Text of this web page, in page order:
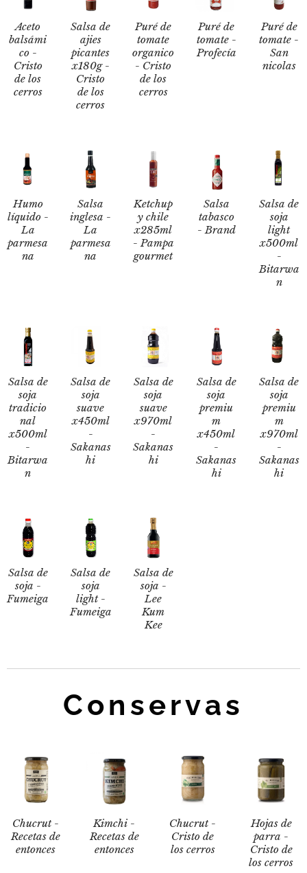
Aceto
balsámi
co -
Cristo
de los
cerros
Salsa de
ajies
picantes
x180g -
Cristo
de los
cerros
Puré de
tomate
organico
- Cristo
de los
cerros
Puré de
tomate -
Profecía
Puré de
tomate -
San
nicolas
Humo
líquido -
La
parmesa
na
Salsa
inglesa -
La
parmesa
na
Ketchup
y chile
x285ml
- Pampa
gourmet
Salsa
tabasco
- Brand
Salsa de
soja
light
x500ml
-
Bitarwa
n
Salsa de
soja
tradicio
nal
x500ml
-
Bitarwa
n
Salsa de
soja
suave
x450ml
-
Sakanas
hi
Salsa de
soja
suave
x970ml
-
Sakanas
hi
Salsa de
soja
premiu
m
x450ml
-
Sakanas
hi
Salsa de
soja
premiu
m
x970ml
-
Sakanas
hi
Salsa de
soja -
Fumeiga
Salsa de
soja
light -
Fumeiga
Salsa de
soja -
Lee
Kum
Kee
Conservas
Chucrut -
Recetas de
entonces
Kimchi -
Recetas de
entonces
Chucrut -
Cristo de
los cerros
Hojas de
parra -
Cristo de
los cerros